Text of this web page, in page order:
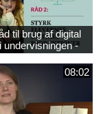
til brug af digital
undervisningen -
08:02